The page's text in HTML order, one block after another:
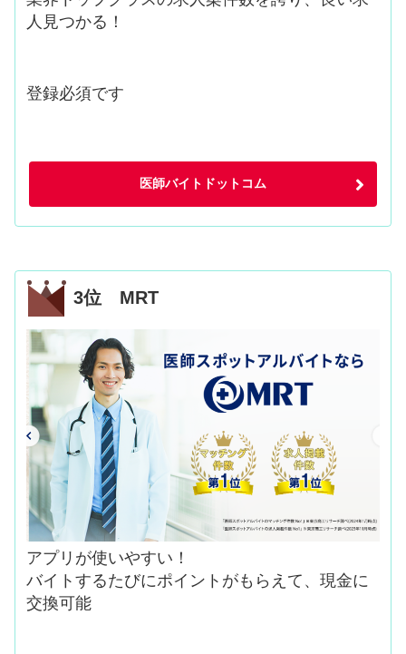
人見つかる！
登録必須です
医師バイトドットコム
3位 MRT
アプリが使いやすい！
バイトするたびにポイントがもらえて、現金に
交換可能